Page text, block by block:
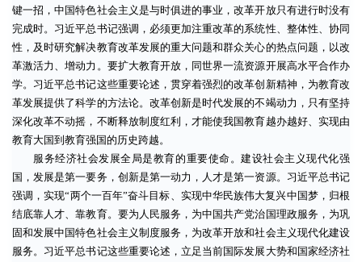
键一招，中国特色社会主义是与时俱进的事业，改革开放只有进行时没有
完成时。习近平总书记强调，必须更加注重改革的系统性、整体性、协同
性，及时研究解决教育改革发展的重大问题和群众关心的热点问题，以改
革激活力、增动力。要扩大教育开放，同世界一流资源开展高水平合作办
学。习近平总书记这些重要论述，贯穿着强烈的改革创新精神，为教育改
革发展提供了科学的方法论。改革创新是时代发展的不竭动力，只有坚持
深化改革不动摇，不断释放制度红利，才能使我国教育越办越好、实现由
教育大国到教育强国的历史跨越。
服务经济社会发展全局是教育的重要使命。建设社会主义现代化强
国，发展是第一要务，创新是第一动力，人才是第一资源。习近平总书记
强调，实现“两个一百年”奋斗目标、实现中华民族伟大复兴中国梦，归根
结底靠人才、靠教育。要为人民服务，为中国共产党治国理政服务，为巩
固和发展中国特色社会主义制度服务，为改革开放和社会主义现代化建设
服务。习近平总书记这些重要论述，立足当前国际发展大势和国家经济社